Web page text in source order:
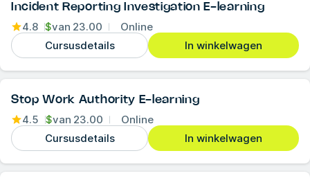
Incident Reporting Investigation E-learning
4.8 $van 23.00
Online
Cursusdetails
In winkelwagen
Stop Work Authority E-learning
4.5 $van 23.00
Online
Cursusdetails
In winkelwagen